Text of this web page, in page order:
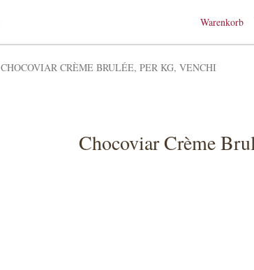
Warenkorb
CHOCOVIAR CRÈME BRULÉE, PER KG, VENCHI
Chocoviar Crème